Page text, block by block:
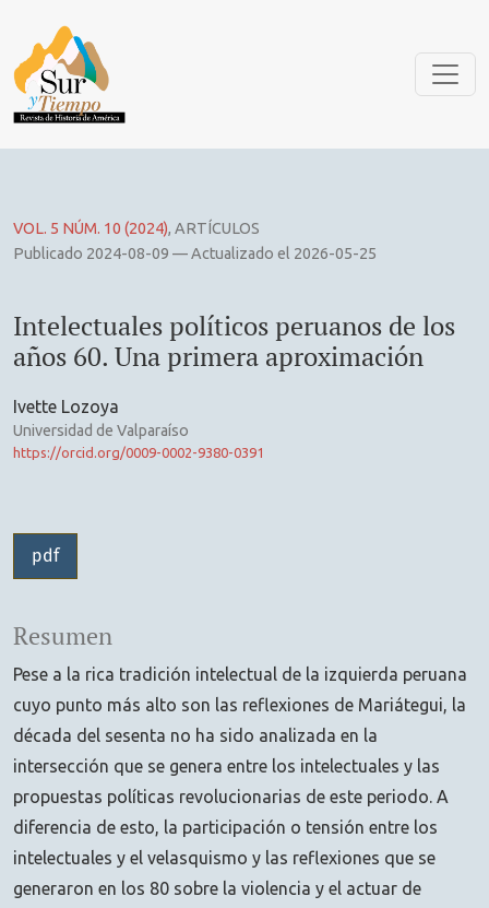
VOL. 5 NÚM. 10 (2024), ARTÍCULOS
Intelectuales políticos peruanos de los
años 60. Una primera aproximación
Publicado 2024-08-09 — Actualizado el 2026-05-25
Ivette Lozoya
Universidad de Valparaíso
https://orcid.org/0009-0002-9380-0391
pdf
Resumen
Pese a la rica tradición intelectual de la izquierda peruana
cuyo punto más alto son las reflexiones de Mariátegui, la
década del sesenta no ha sido analizada en la
intersección que se genera entre los intelectuales y las
propuestas políticas revolucionarias de este periodo. A
diferencia de esto, la participación o tensión entre los
intelectuales y el velasquismo y las reflexiones que se
generaron en los 80 sobre la violencia y el actuar de